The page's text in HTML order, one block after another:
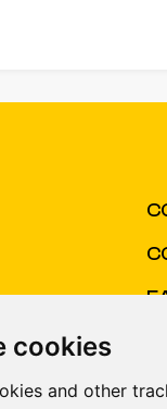
cookies
and other